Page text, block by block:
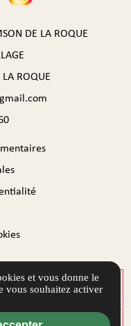
DE LA ROQUE
ROQUE
et vous donne le
vous souhaitez activer